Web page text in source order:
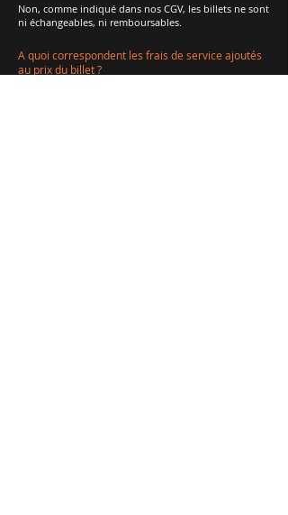
Non, comme indiqué dans nos CGV, les billets ne sont
ni échangeables, ni remboursables.
A quoi correspondent les frais de service ajoutés
au prix du billet ?